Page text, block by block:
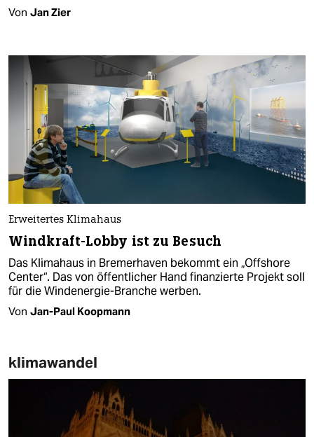
Von Jan Zier
Erweitertes Klimahaus
Windkraft-Lobby ist zu Besuch
Das Klimahaus in Bremerhaven bekommt ein „Offshore
Center“. Das von öffentlicher Hand finanzierte Projekt soll
für die Windenergie-Branche werben.
Von Jan-Paul Koopmann
klimawandel